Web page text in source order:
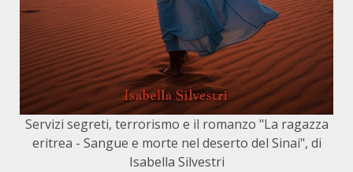
Servizi segreti, terrorismo e il romanzo "La ragazza
eritrea - Sangue e morte nel deserto del Sinai", di
Isabella Silvestri